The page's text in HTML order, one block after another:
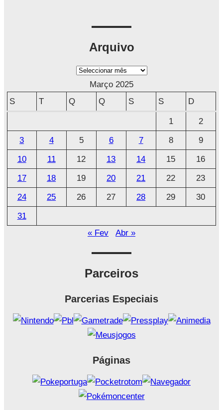
Arquivo
A
v
o
Março 2025
S
T Q Q S S D
1
2
3
4 5 6 7 8
9
10
11 12 13 14 15
16
17
18 19 20 21 22
23
24
25 26 27 28 29
30
31
« Fev
Abr »
Parceiros
Parcerias Especiais
Páginas